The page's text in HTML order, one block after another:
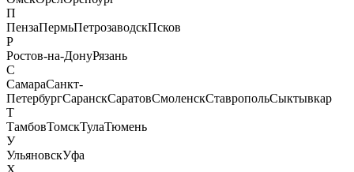
П
ПензаПермьПетрозаводскПсков
Р
Ростов-на-ДонуРязань
С
СамараСанкт-
ПетербургСаранскСаратовСмоленскСтавропольСыктывкар
Т
ТамбовТомскТулаТюмень
У
УльяновскУфа
Х